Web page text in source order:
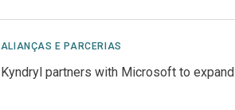
ALIANÇAS E PARCERIAS
Kyndryl partners with Microsoft to